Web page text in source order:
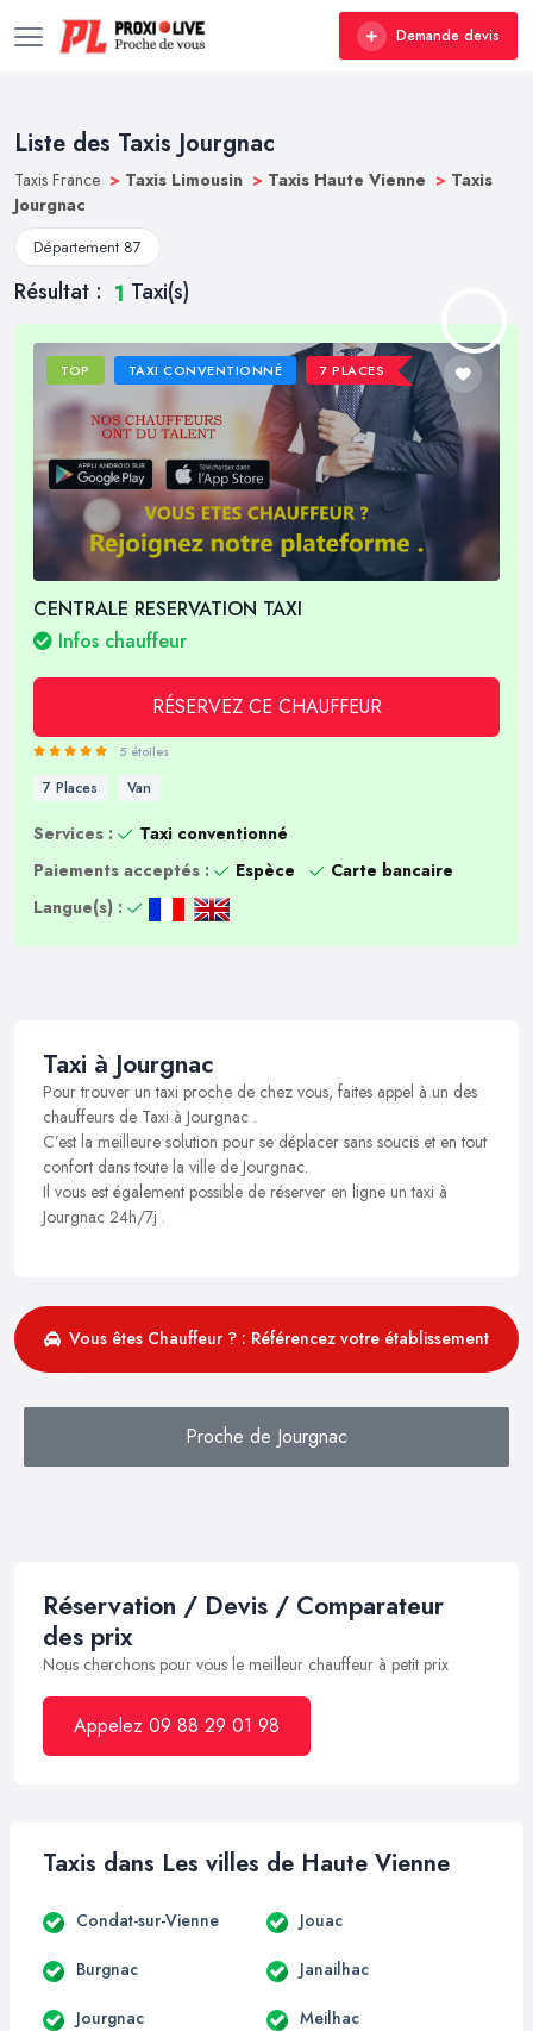
Demande devis
Liste des Taxis Jourgnac
Taxis France > Taxis Limousin > Taxis Haute Vienne > Taxis
Jourgnac
Département 87
Résultat : 1 Taxi(s)
TOP TAXI CONVENTIONNÉ 7 PLACES
CENTRALE RESERVATION TAXI
Infos chauffeur
RÉSERVEZ CE CHAUFFEUR
5 étoiles
7 Places Van
Services :
Taxi conventionné
Paiements acceptés :
Espèce
Carte bancaire
Langue(s) :
Taxi à Jourgnac
Pour trouver un taxi proche de chez vous, faites appel à un des
chauffeurs de Taxi à Jourgnac .
C’est la meilleure solution pour se déplacer sans soucis et en tout
confort dans toute la ville de Jourgnac.
Il vous est également possible de réserver en ligne un taxi à
Jourgnac 24h/7j .
Vous êtes Chauffeur ? : Référencez votre établissement
Proche de Jourgnac
Réservation / Devis / Comparateur
des prix
Nous cherchons pour vous le meilleur chauffeur à petit prix
Appelez 09 88 29 01 98
Taxis dans Les villes de Haute Vienne
Condat-sur-Vienne Jouac
Burgnac Janailhac
Jourgnac Meilhac